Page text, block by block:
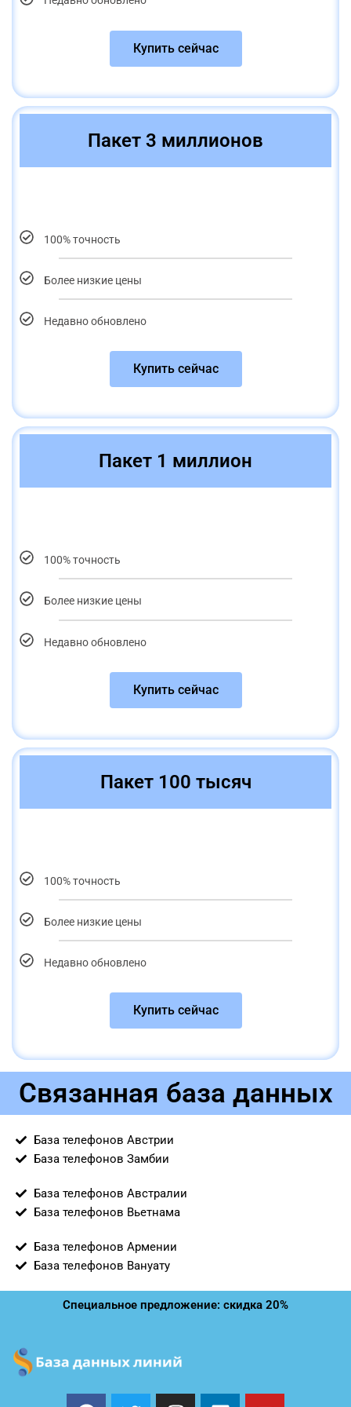
Купить сейчас
Пакет 3 миллионов
100% точность
Более низкие цены
Недавно обновлено
Купить сейчас
Пакет 1 миллион
100% точность
Более низкие цены
Недавно обновлено
Купить сейчас
Пакет 100 тысяч
100% точность
Более низкие цены
Недавно обновлено
Купить сейчас
Связанная база данных
База телефонов Австрии
База телефонов Замбии
База телефонов Австралии
База телефонов Вьетнама
База телефонов Армении
База телефонов Вануату
Специальное предложение: скидка 20%